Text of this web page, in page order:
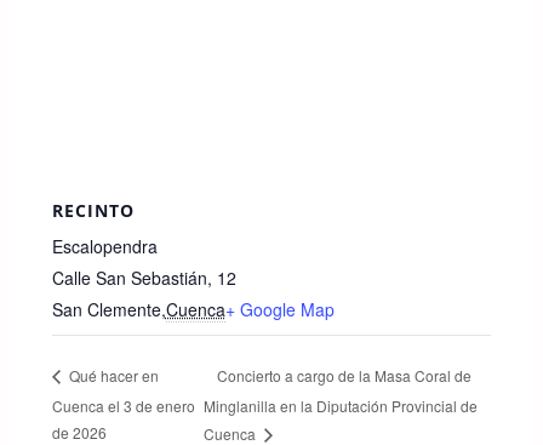
RECINTO
Escalopendra
Calle San Sebastián, 12
San Clemente,Cuenca+ Google Map
Qué hacer en
Cuenca el 3 de enero
de 2026
Concierto a cargo de la Masa Coral de
Minglanilla en la Diputación Provincial de
Cuenca